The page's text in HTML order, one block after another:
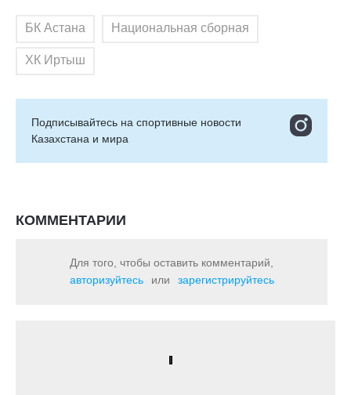
БК Астана Национальная сборная
ХК Иртыш
Подписывайтесь на cпортивные новости
Казахстана и мира
КОММЕНТАРИИ
Для того, чтобы оставить комментарий,
авторизуйтесь
или зарегистрируйтесь